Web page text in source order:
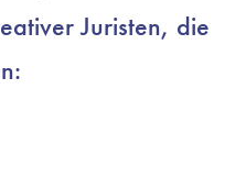
Juristen, die